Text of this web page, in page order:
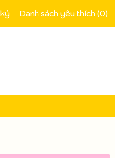
Danh sách yêu thích (0)